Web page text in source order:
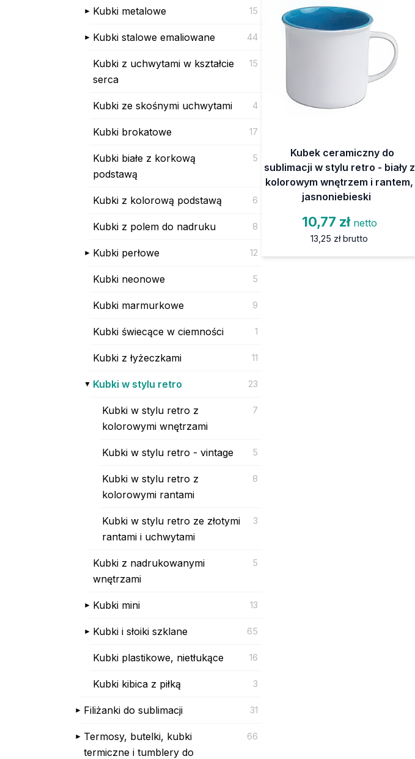
Kubki metalowe 15
Kubki stalowe emaliowane 44
Kubki z uchwytami w kształcie
serca
15
Kubki ze skośnymi uchwytami 4
Kubki brokatowe 17
Kubki białe z korkową
podstawą
5
Kubki z kolorową podstawą 6
Kubki z polem do nadruku 8
Kubki perłowe 12
Kubki neonowe 5
Kubki marmurkowe 9
Kubki świecące w ciemności 1
Kubki z łyżeczkami 11
Kubki w stylu retro 23
Kubki w stylu retro z
kolorowymi wnętrzami
7
Kubki w stylu retro - vintage 5
Kubki w stylu retro z
kolorowymi rantami
8
Kubki w stylu retro ze złotymi
rantami i uchwytami
3
Kubki z nadrukowanymi
wnętrzami
5
Kubki mini 13
Kubki i słoiki szklane 65
Kubki plastikowe, nietłukące 16
Kubki kibica z piłką 3
Filiżanki do sublimacji 31
Termosy, butelki, kubki
termiczne i tumblery do
66
Kubek ceramiczny do
sublimacji w stylu retro - biały z
kolorowym wnętrzem i rantem,
jasnoniebieski
10,77 zł netto
13,25 zł brutto